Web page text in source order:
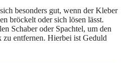
besonders gut, wenn der Kleber
bröckelt oder sich lösen lässt.
Schaber oder Spachtel, um den
entfernen. Hierbei ist Geduld